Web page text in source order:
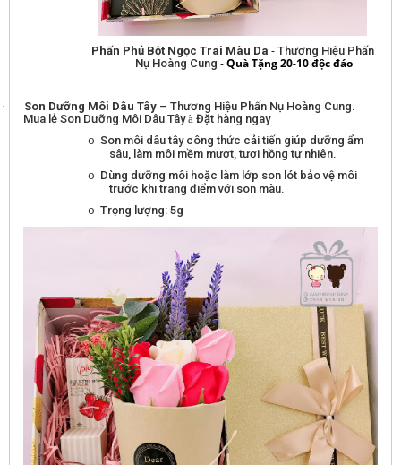
Phấn Phủ Bột Ngọc Trai Màu Da - Thương Hiệu Phấn
Nụ Hoàng Cung -Quà Tặng 20-10 độc đáo
· Son Dưỡng Môi Dâu Tây – Thương Hiệu Phấn Nụ Hoàng Cung.
Mua lẻ Son Dưỡng Môi Dâu Tâyà Đặt hàng ngay
o Son môi dâu tây công thức cải tiến giúp dưỡng ẩm
sâu, làm môi mềm mượt, tươi hồng tự nhiên.
o Dùng dưỡng môi hoặc làm lớp son lót bảo vệ môi
trước khi trang điểm với son màu.
o Trọng lượng: 5g